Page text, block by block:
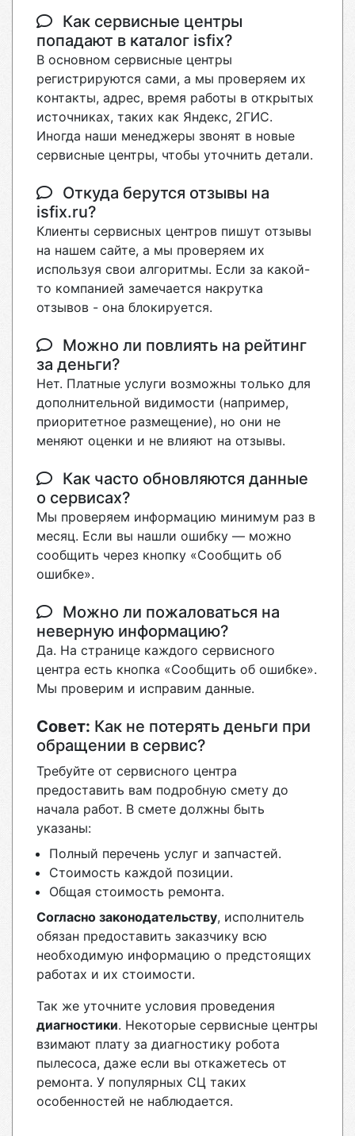
Как сервисные центры
попадают в каталог isfix?
В основном сервисные центры
регистрируются сами, а мы проверяем их
контакты, адрес, время работы в открытых
источниках, таких как Яндекс, 2ГИС.
Иногда наши менеджеры звонят в новые
сервисные центры, чтобы уточнить детали.
Откуда берутся отзывы на
isfix.ru?
Клиенты сервисных центров пишут отзывы
на нашем сайте, а мы проверяем их
используя свои алгоритмы. Если за какой-
то компанией замечается накрутка
отзывов - она блокируется.
Можно ли повлиять на рейтинг
за деньги?
Нет. Платные услуги возможны только для
дополнительной видимости (например,
приоритетное размещение), но они не
меняют оценки и не влияют на отзывы.
Как часто обновляются данные
о сервисах?
Мы проверяем информацию минимум раз в
месяц. Если вы нашли ошибку — можно
сообщить через кнопку «Сообщить об
ошибке».
Можно ли пожаловаться на
неверную информацию?
Да. На странице каждого сервисного
центра есть кнопка «Сообщить об ошибке».
Мы проверим и исправим данные.
Совет: Как не потерять деньги при
обращении в сервис?
Требуйте от сервисного центра
предоставить вам подробную смету до
начала работ. В смете должны быть
указаны:
Полный перечень услуг и запчастей.
Стоимость каждой позиции.
Общая стоимость ремонта.
Согласно законодательству, исполнитель
обязан предоставить заказчику всю
необходимую информацию о предстоящих
работах и их стоимости.
Так же уточните условия проведения
диагностики. Некоторые сервисные центры
взимают плату за диагностику робота
пылесоса, даже если вы откажетесь от
ремонта. У популярных СЦ таких
особенностей не наблюдается.